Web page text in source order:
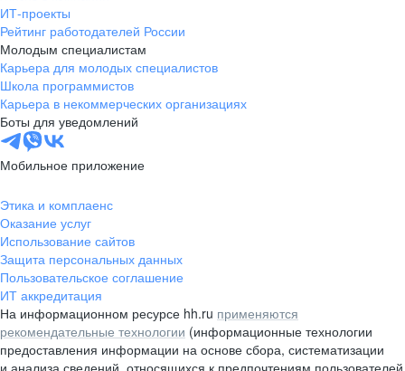
ИТ-проекты
Рейтинг работодателей России
Молодым специалистам
Карьера для молодых специалистов
Школа программистов
Карьера в некоммерческих организациях
Боты для уведомлений
Мобильное приложение
Этика и комплаенс
Оказание услуг
Использование сайтов
Защита персональных данных
Пользовательское соглашение
ИТ аккредитация
На информационном ресурсе hh.ru применяются
рекомендательные технологии (информационные технологии
предоставления информации на основе сбора, систематизации
и анализа сведений, относящихся к предпочтениям пользователей